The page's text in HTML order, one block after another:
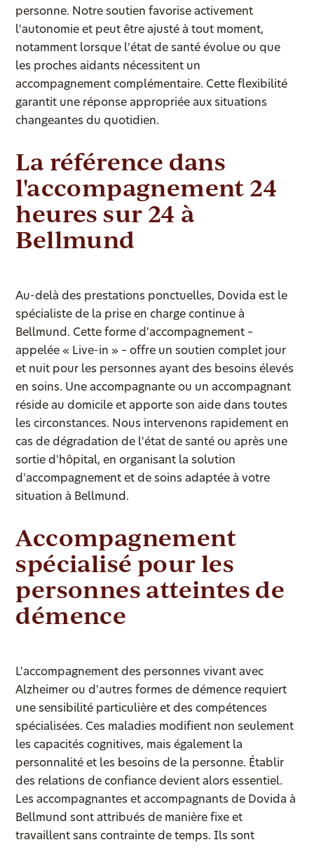
personne. Notre soutien favorise activement
l'autonomie et peut être ajusté à tout moment,
notamment lorsque l'état de santé évolue ou que
les proches aidants nécessitent un
accompagnement complémentaire. Cette flexibilité
garantit une réponse appropriée aux situations
changeantes du quotidien.
La référence dans
l'accompagnement 24
heures sur 24 à
Bellmund
Au-delà des prestations ponctuelles, Dovida est le
spécialiste de la prise en charge continue à
Bellmund. Cette forme d'accompagnement –
appelée « Live-in » – offre un soutien complet jour
et nuit pour les personnes ayant des besoins élevés
en soins. Une accompagnante ou un accompagnant
réside au domicile et apporte son aide dans toutes
les circonstances. Nous intervenons rapidement en
cas de dégradation de l'état de santé ou après une
sortie d'hôpital, en organisant la solution
d'accompagnement et de soins adaptée à votre
situation à Bellmund.
Accompagnement
spécialisé pour les
personnes atteintes de
démence
L'accompagnement des personnes vivant avec
Alzheimer ou d'autres formes de démence requiert
une sensibilité particulière et des compétences
spécialisées. Ces maladies modifient non seulement
les capacités cognitives, mais également la
personnalité et les besoins de la personne. Établir
des relations de confiance devient alors essentiel.
Les accompagnantes et accompagnants de Dovida à
Bellmund sont attribués de manière fixe et
travaillent sans contrainte de temps. Ils sont